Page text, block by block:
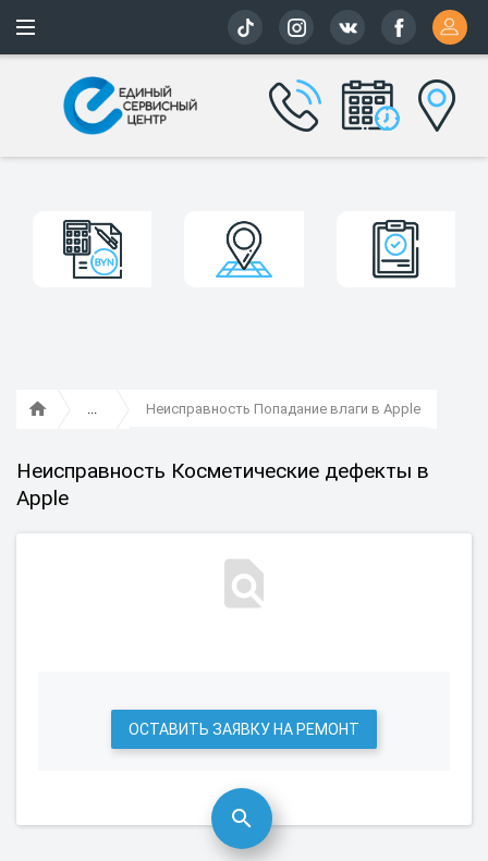
Более
Неисправность Попадание влаги в Apple
Неисправность Косметические дефекты в
Apple
ОСТАВИТЬ ЗАЯВКУ НА РЕМОНТ